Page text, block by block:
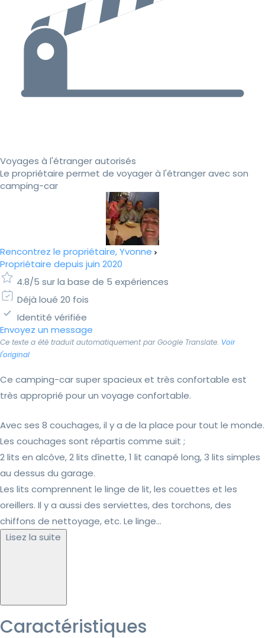
Voyages à l'étranger autorisés
Le propriétaire permet de voyager à l'étranger avec son
camping-car
Rencontrez le propriétaire, Yvonne
Propriétaire depuis juin 2020
4.8/5 sur la base de 5 expériences
Déjà loué 20 fois
Identité vérifiée
Envoyez un message
Ce texte a été traduit automatiquement par Google Translate. Voir
l'original
Ce camping-car super spacieux et très confortable est
très approprié pour un voyage confortable.
Avec ses 8 couchages, il y a de la place pour tout le monde.
Les couchages sont répartis comme suit ;
2 lits en alcôve, 2 lits dînette, 1 lit canapé long, 3 lits simples
au dessus du garage.
Les lits comprennent le linge de lit, les couettes et les
oreillers. Il y a aussi des serviettes, des torchons, des
chiffons de nettoyage, etc. Le linge...
Lisez la suite
Caractéristiques